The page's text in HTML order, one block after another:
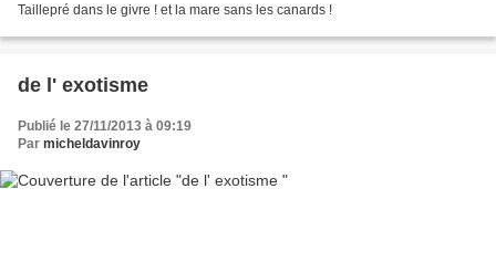
Taillepré dans le givre ! et la mare sans les canards !
de l' exotisme
Publié le 27/11/2013 à 09:19
Par micheldavinroy